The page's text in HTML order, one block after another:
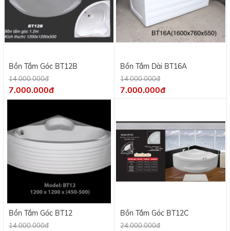
Bồn Tắm Góc BT12B
14.000.000đ
7.000.000đ
Bồn Tắm Dài BT16A
14.000.000đ
7.000.000đ
Bồn Tắm Góc BT12
14.000.000đ
Bồn Tắm Góc BT12C
24.000.000đ